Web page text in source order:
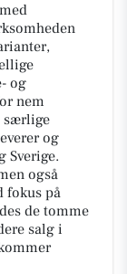
og
nem
særlige
og
Sverige.
også
fokus på
de tomme
salg i